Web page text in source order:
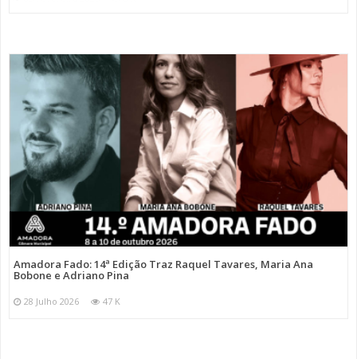
Amadora Fado: 14ª Edição Traz Raquel Tavares, Maria Ana
Bobone e Adriano Pina
28 Julho 2026 47 K